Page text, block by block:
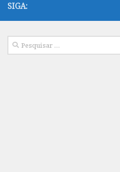
SIGA:
Pesquisar
por: